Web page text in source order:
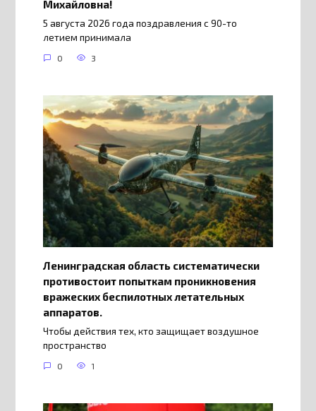
Михайловна!
5 августа 2026 года поздравления с 90-то
летием принимала
0 3
Ленинградская область систематически
противостоит попыткам проникновения
вражеских беспилотных летательных
аппаратов.
Чтобы действия тех, кто защищает воздушное
пространство
0 1